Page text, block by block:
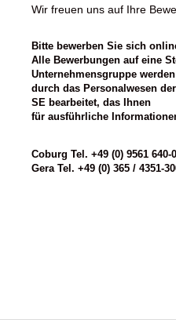
Wir freuen uns auf Ihre
Bitte bewerben Sie sich
Alle Bewerbungen auf eine
Unternehmensgruppe
durch das Personalwesen
SE bearbeitet, das Ihnen
für ausführliche
Coburg Tel. +49 (0) 9561 640-0
Gera Tel. +49 (0) 365 / 4351-